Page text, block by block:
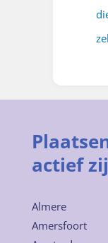
actief
Almere
Amersfoort